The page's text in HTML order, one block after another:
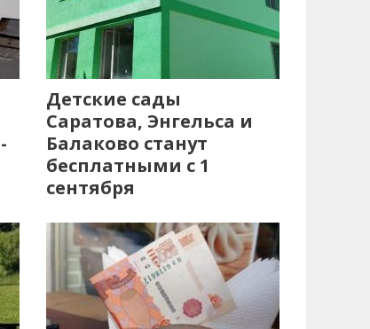
Детские сады
Саратова, Энгельса и
Балаково станут
бесплатными с 1
сентября